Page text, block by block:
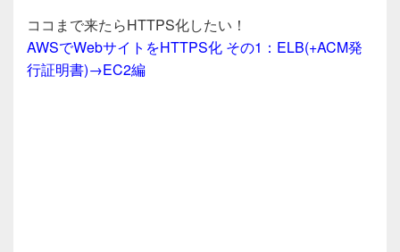
ココまで来たらHTTPS化したい！
AWSでWebサイトをHTTPS化 その1：ELB(+ACM発
行証明書)→EC2編